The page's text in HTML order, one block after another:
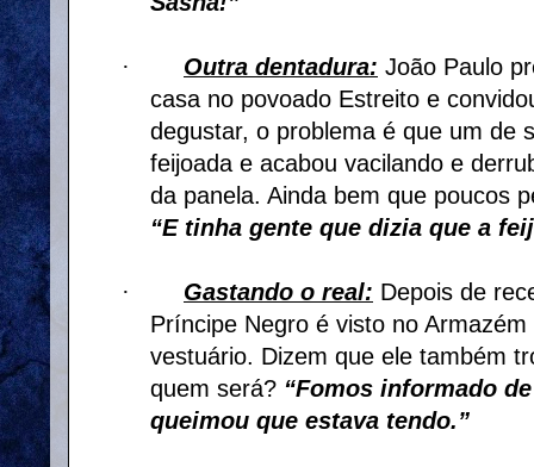
· Outra dentadura: João Paulo
casa no povoado Estreito e
degustar, o problema é que um de
feijoada e acabou vacilando e
da panela. Ainda bem que poucos
“E tinha gente que dizia que a
· Gastando o real: Depois de
Príncipe Negro é visto no
vestuário. Dizem que ele também
quem será? “Fomos informado
queimou que estava tendo.”